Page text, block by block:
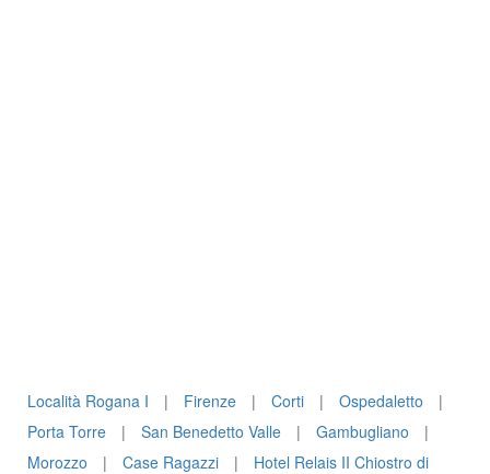
Località Rogana I | Firenze | Corti | Ospedaletto
|
Porta Torre
| San Benedetto Valle | Gambugliano
|
Morozzo
| Case Ragazzi |
Hotel Relais II Chiostro di